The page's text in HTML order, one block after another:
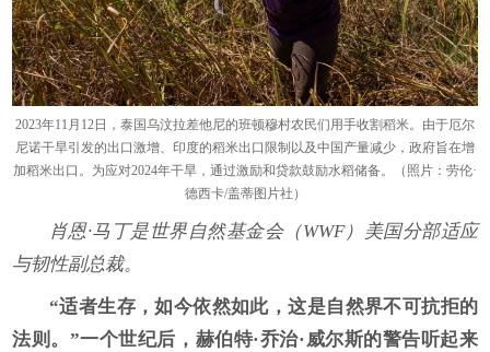
2023年11月12日，泰国乌汶拉差他尼的班顿穆村农民们用手收割稻米。由于厄尔
尼诺干旱引发的出口激增、印度的稻米出口限制以及中国产量减少，政府旨在增
加稻米出口。为应对2024年干旱，通过激励和贷款鼓励水稻储备。（照片：劳伦·
德西卡/盖蒂图片社）
肖恩·马丁是世界自然基金会（WWF）美国分部适应
与韧性副总裁。
“适者生存，如今依然如此，这是自然界不可抗拒的
法则。”一个世纪后，赫伯特·乔治·威尔斯的警告听起来